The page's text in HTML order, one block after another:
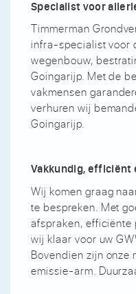
Specialist voor
Timmerman
infra-specialist voor
wegenbouw,
Goingarijp. Met de
vakmensen
verhuren wij
Goingarijp.
Vakkundig, efficiënt
Wij komen graag
te bespreken. Met
afspraken, efficiënte
wij klaar voor uw
Bovendien zijn onze
emissie-arm.